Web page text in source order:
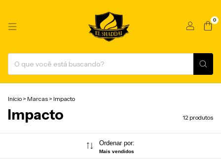
0
Início > Marcas > Impacto
Impacto 12 produtos
Ordenar por:
Mais vendidos